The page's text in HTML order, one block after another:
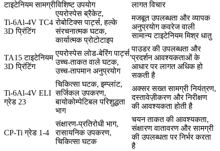
टाइटेनियम सामग्रीविशिष्ट उपयोग लागत विचार
Ti-6Al-4V TC4
3D प्रिंटिंग
एयरोस्पेस ब्रैकेट,
रोबोटिक्स पार्ट्स, हल्के
संरचनात्मक घटक,
कार्यात्मक प्रोटोटाइप
मजबूत उपलब्धता और व्यापक
अनुप्रयोग कवरेज वाली
सामान्य टाइटेनियम मिश्र धातु
TA15 टाइटेनियम
3D प्रिंटिंग
एयरोस्पेस लोड-बेरिंग पार्ट्स,
उच्च-ताकत वाले घटक,
उच्च-तापमान अनुप्रयोग
पाउडर की उपलब्धता और
प्रदर्शन आवश्यकताओं के
आधार पर लागत अधिक हो
सकती है
Ti-6Al-4V ELI
ग्रेड 23
चिकित्सा घटक, इम्प्लांट,
सर्जिकल उपकरण,
बायोकोम्पेटिबल परिशुद्धता
भाग
अक्सर सख्त सामग्री नियंत्रण,
दस्तावेज़ीकरण और निरीक्षण
की आवश्यकता होती है
CP-Ti ग्रेड 1-4
संक्षारण-प्रतिरोधी भाग,
रासायनिक उपकरण,
चिकित्सा घटक
चयन ताकत की आवश्यकता,
संक्षारण वातावरण और सामग्री
की उपलब्धता पर निर्भर करता
है